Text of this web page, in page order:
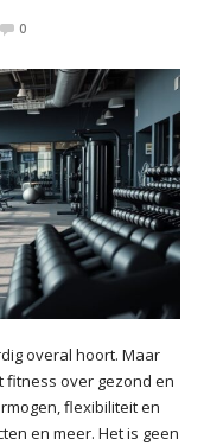
0
overal hoort. Maar
fitness over gezond en
flexibiliteit en
en meer. Het is geen